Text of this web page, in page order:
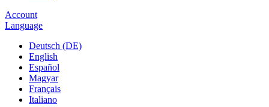
Account
Language
Deutsch (DE)
English
Español
Magyar
Français
Italiano